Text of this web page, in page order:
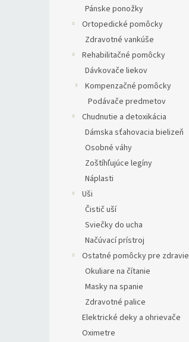
Pánske ponožky
Ortopedické pomôcky
Zdravotné vankúše
Rehabilitačné pomôcky
Dávkovače liekov
Kompenzačné pomôcky
Podávače predmetov
Chudnutie a detoxikácia
Dámska sťahovacia bielizeň
Osobné váhy
Zoštíhľujúce legíny
Náplasti
Uši
Čistič uší
Sviečky do ucha
Načúvací prístroj
Ostatné pomôcky pre zdravie
Okuliare na čítanie
Masky na spanie
Zdravotné palice
Elektrické deky a ohrievače
Oximetre